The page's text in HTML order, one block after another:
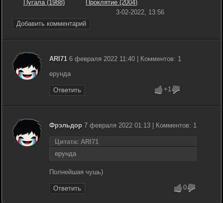
Пугала (1988) Проклятие (2004)
Добавить комментарий
3-02-2022, 13:56
ARI71 6 февраля 2022 11:40 | Комментов: 1
ерунда
Ответить +1
Фрэльдор 7 февраля 2022 01:13 | Комментов: 1
Цитата: ARI71
ерунда
Полнейшая чушь)
Ответить 0